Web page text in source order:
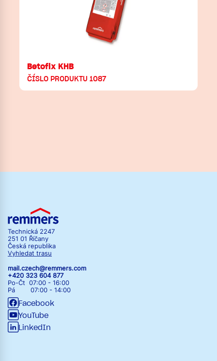
Betofix KHB
ČÍSLO PRODUKTU 1087
Technická 2247
251 01 Říčany
Česká republika
Vyhledat trasu
mail.czech@remmers.com
+420 323 604 877
Po-Čt 07:00 - 16:00
Pá 07:00 - 14:00
Facebook
YouTube
LinkedIn